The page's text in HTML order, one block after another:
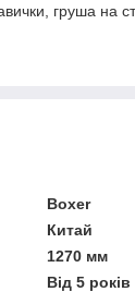
груша на
Boxer
Китай
1270 мм
Від 5 років